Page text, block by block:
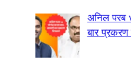
अनिल परब
बार